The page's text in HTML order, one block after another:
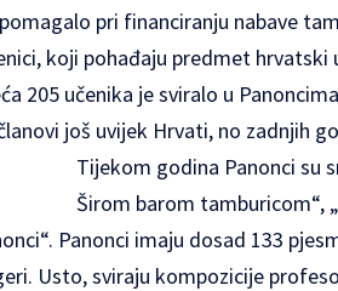
pri financiranju nabave
koji pohađaju predmet
205 učenika je sviralo u
još uvijek Hrvati, no zadnjih
Tijekom godina Panonci su
Širom barom tamburicom“,
Panonci imaju dosad 133
Usto, sviraju kompozicije